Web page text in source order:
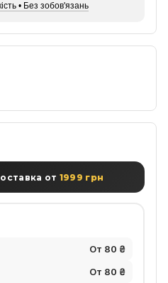
• Без зобов'язань
от 1999 грн
От 80 ₴
От 80 ₴